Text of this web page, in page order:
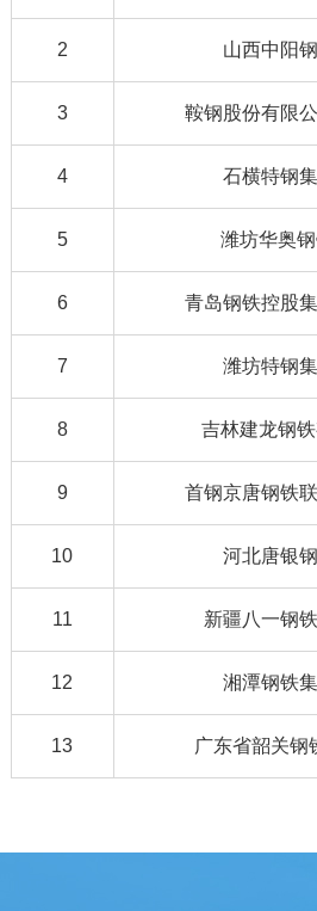
2 山西中阳
3 鞍钢股份有限
4 石横特钢
5 潍坊华奥
6 青岛钢铁控股
7 潍坊特钢
8 吉林建龙钢
9 首钢京唐钢铁
10 河北唐银
11 新疆八一钢
12 湘潭钢铁
13 广东省韶关钢